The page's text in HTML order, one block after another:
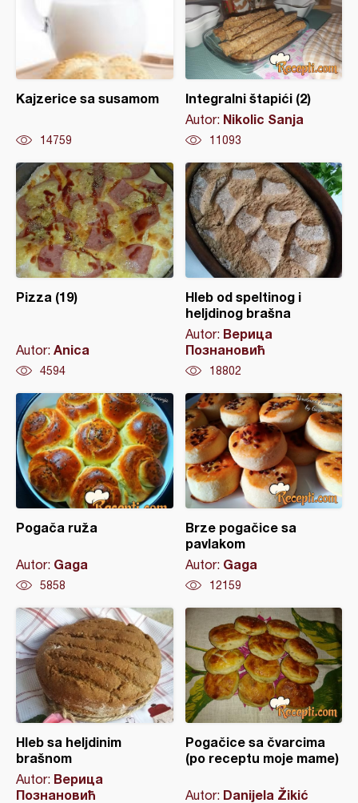
Kajzerice sa susamom
14759
Integralni štapići (2)
Autor: Nikolic Sanja
11093
Pizza (19)
Autor: Anica
4594
Hleb od speltinog i
heljdinog brašna
Autor: Верица
Познановић
18802
Pogača ruža
Autor: Gaga
5858
Brze pogačice sa
pavlakom
Autor: Gaga
12159
Hleb sa heljdinim
brašnom
Autor: Верица
Познановић
Pogačice sa čvarcima
(po receptu moje mame)
Autor: Danijela Žikić